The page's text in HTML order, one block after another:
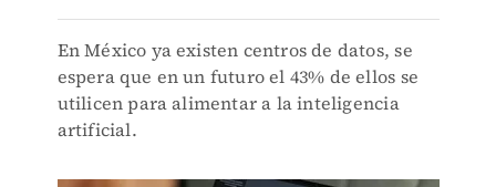
En México ya existen centros de datos, se
espera que en un futuro el 43% de ellos se
utilicen para alimentar a la inteligencia
artificial.